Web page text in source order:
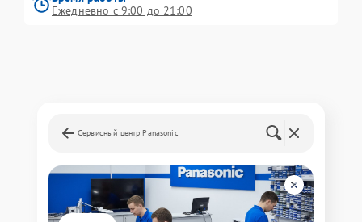
Ежедневно с 9:00 до 21:00
Сервисный центр Panasonic